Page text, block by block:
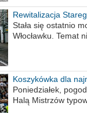
Rewitalizacja
Stała się ostatnio
Włocławku. Temat
Koszykówka dla
Poniedziałek,
Halą Mistrzów